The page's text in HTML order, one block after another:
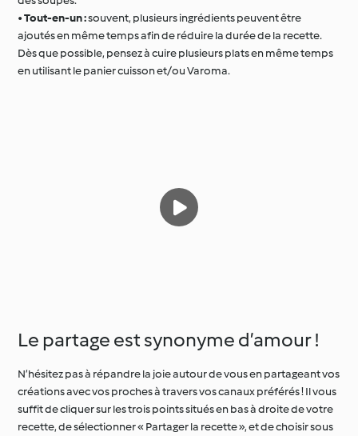
•Tout-en-un :souvent, plusieurs ingrédients peuvent être
ajoutés en même temps afin de réduire la durée de la recette.
Dès que possible, pensez à cuire plusieurs plats en même temps
en utilisant le panier cuisson et/ou Varoma.
Le partage est synonyme d’amour !
N’hésitez pas à répandre la joie autour de vous en partageant vos
créations avec vos proches à travers vos canaux préférés ! Il vous
suffit de cliquer sur les trois points situés en bas à droite de votre
recette, de sélectionner « Partager la recette », et de choisir sous